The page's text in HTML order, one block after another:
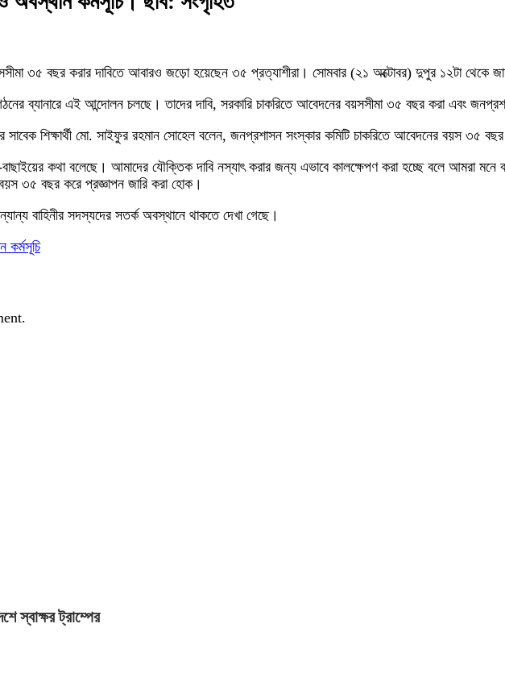
৩৫ বছর করার দাবিতে আবারও জড়ো হয়েছেন ৩৫ প্রত্যাশীরা। সোমবার (২১ অক্টোবর) দুপুর ১২টা থেকে
ব্যানারে এই আন্দোলন চলছে। তাদের দাবি, সরকারি চাকরিতে আবেদনের বয়সসীমা ৩৫ বছর করা এবং
সাবেক শিক্ষার্থী মো. সাইফুর রহমান সোহেল বলেন, জনপ্রশাসন সংস্কার কমিটি চাকরিতে আবেদনের বয়স ৩৫
বাছাইয়ের কথা বলেছে। আমাদের যৌক্তিক দাবি নস্যাৎ করার জন্য এভাবে কালক্ষেপণ করা হচ্ছে বলে আমরা
৩৫ বছর করে প্রজ্ঞাপন জারি করা হোক।
বাহিনীর সদস্যদের সতর্ক অবস্থানে থাকতে দেখা গেছে।
কর্মসূচি
স্বাক্ষর ট্রাম্পের